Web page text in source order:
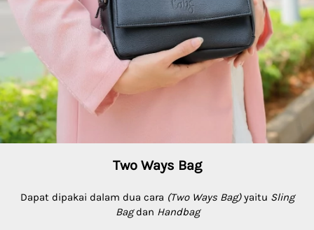
Two Ways Bag
Dapat dipakai dalam dua cara (Two Ways Bag) yaitu Sling
Bag dan Handbag